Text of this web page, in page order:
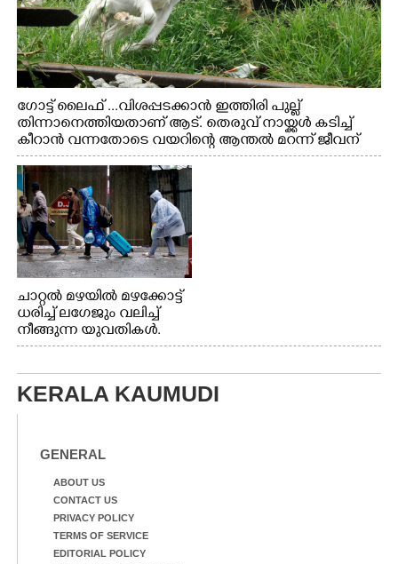
ഗോട്ട് ലൈഫ് ...വിശപ്പടക്കാൻ ഇത്തിരി പുല്ല്
തിന്നാനെത്തിയതാണ് ആട്. തെരുവ് നായ്ക്കൾ കടിച്ച്
കീറാൻ വന്നതോടെ വയറിന്റെ ആന്തൽ മറന്ന് ജീവന്
വേണ്ടിയായി ഓട്ടം. എറണാകുളം വാത്തുരുത്തിയിൽ
നിന്നുള്ള കാഴ്ച
ചാറ്റൽ മഴയിൽ മഴക്കോട്ട്
ധരിച്ച് ലഗേജും വലിച്ച്
നീങ്ങുന്ന യുവതികൾ.
എറണാകുളം മേനകയിൽ
KERALA KAUMUDI
GENERAL
ABOUT US
CONTACT US
PRIVACY POLICY
TERMS OF SERVICE
EDITORIAL POLICY